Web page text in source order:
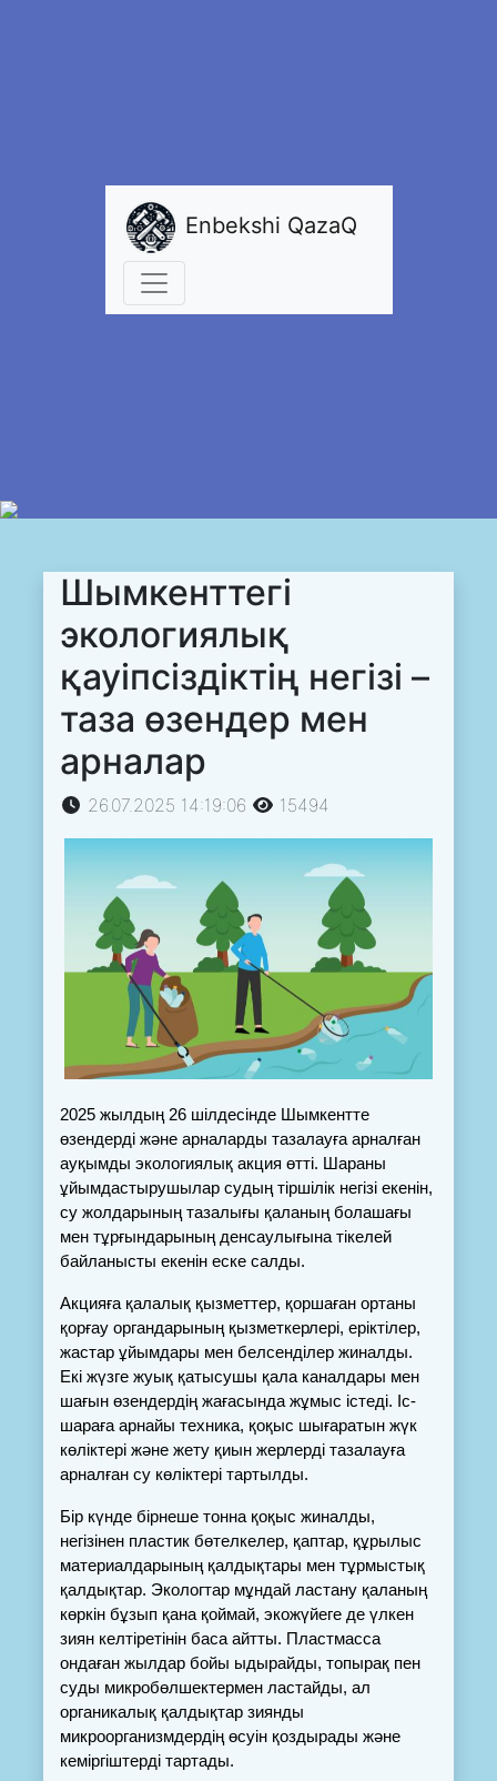
Enbekshi QazaQ
Шымкенттегі
экологиялық
қауіпсіздіктің негізі –
таза өзендер мен
арналар
26.07.2025 14:19:06 15494
2025 жылдың 26 шілдесінде Шымкентте
өзендерді және арналарды тазалауға арналған
ауқымды экологиялық акция өтті. Шараны
ұйымдастырушылар судың тіршілік негізі екенін,
су жолдарының тазалығы қаланың болашағы
мен тұрғындарының денсаулығына тікелей
байланысты екенін еске салды.
Акцияға қалалық қызметтер, қоршаған ортаны
қорғау органдарының қызметкерлері, еріктілер,
жастар ұйымдары мен белсенділер жиналды.
Екі жүзге жуық қатысушы қала каналдары мен
шағын өзендердің жағасында жұмыс істеді. Іс-
шараға арнайы техника, қоқыс шығаратын жүк
көліктері және жету қиын жерлерді тазалауға
арналған су көліктері тартылды.
Бір күнде бірнеше тонна қоқыс жиналды,
негізінен пластик бөтелкелер, қаптар, құрылыс
материалдарының қалдықтары мен тұрмыстық
қалдықтар. Экологтар мұндай ластану қаланың
көркін бұзып қана қоймай, экожүйеге де үлкен
зиян келтіретінін баса айтты. Пластмасса
ондаған жылдар бойы ыдырайды, топырақ пен
суды микробөлшектермен ластайды, ал
органикалық қалдықтар зиянды
микроорганизмдердің өсуін қоздырады және
кеміргіштерді тартады.